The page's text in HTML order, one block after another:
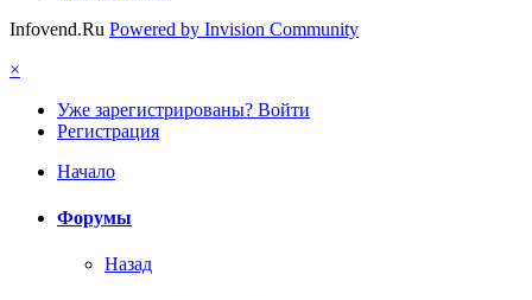
Infovend.Ru Powered by Invision Community
×
Уже зарегистрированы? Войти
Регистрация
Начало
Форумы
Назад